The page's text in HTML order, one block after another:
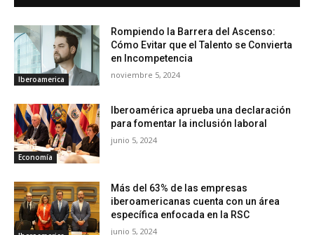
Iberoamerica
Rompiendo la Barrera del Ascenso:
Cómo Evitar que el Talento se Convierta
en Incompetencia
noviembre 5, 2024
Economía
Iberoamérica aprueba una declaración
para fomentar la inclusión laboral
junio 5, 2024
Más del 63% de las empresas
iberoamericanas cuenta con un área
específica enfocada en la RSC
junio 5, 2024